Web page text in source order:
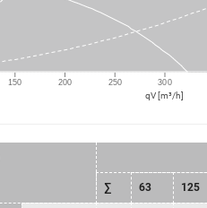
150 200 250 300
qV [m³/h]
∑ 63 125